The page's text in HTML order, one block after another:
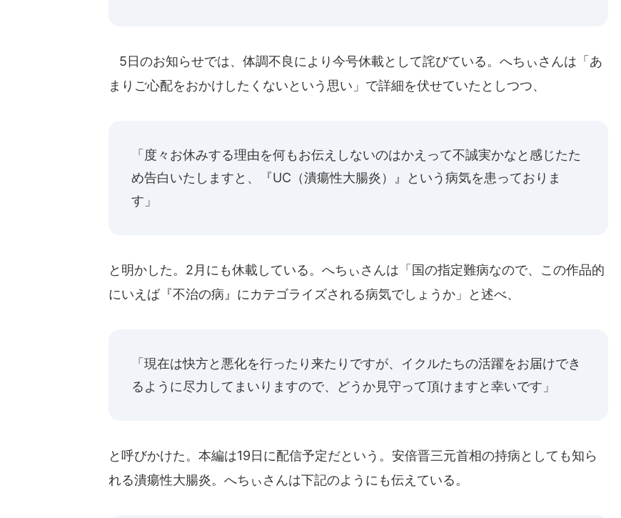
5日のお知らせでは、体調不良により今号休載として詫びている。へちぃさんは「あ
まりご心配をおかけしたくないという思い」で詳細を伏せていたとしつつ、
「度々お休みする理由を何もお伝えしないのはかえって不誠実かなと感じたた
め告白いたしますと、『UC（潰瘍性大腸炎）』という病気を患っておりま
す」
と明かした。2月にも休載している。へちぃさんは「国の指定難病なので、この作品的
にいえば『不治の病』にカテゴライズされる病気でしょうか」と述べ、
「現在は快方と悪化を行ったり来たりですが、イクルたちの活躍をお届けでき
るように尽力してまいりますので、どうか見守って頂けますと幸いです」
と呼びかけた。本編は19日に配信予定だという。安倍晋三元首相の持病としても知ら
れる潰瘍性大腸炎。へちぃさんは下記のようにも伝えている。